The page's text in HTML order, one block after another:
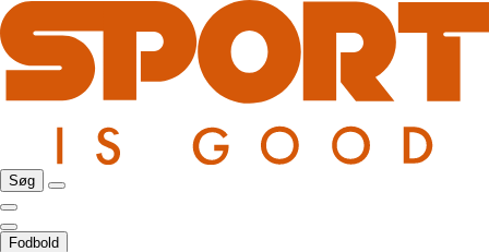
Søg
Fodbold